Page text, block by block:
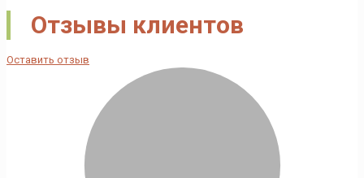
Отзывы клиентов
Оставить отзыв